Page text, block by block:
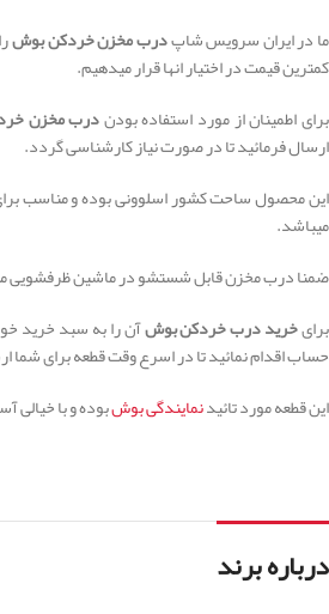
ما در ایران سرویس شاپدرب مخزن خردکن بوش
کمترین قیمت در اختیار انها قرار میدهیم.
برای اطمینان از مورد استفاده بودندرب مخزن
ارسال فرمائید تا در صورت نیاز کارشناسی گردد.
این محصول ساحت کشور اسلوونی بوده و مناسب
میباشد.
ضمنا درب مخزن قابل شستشو در ماشین ظرفشویی
برایخرید درب خردکن بوشآن را به سبد خرید
حساب اقدام نمائید تا در اسرع وقت قطعه برای شما
این قطعه مورد تائیدنمایندگی بوشبوده و با خیالی
درباره برند